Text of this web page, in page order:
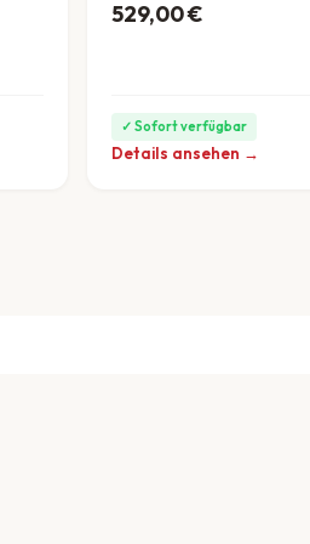
2.999,00 €
€.
529,00€
✓ Sofort verfügbar
Details ansehen →